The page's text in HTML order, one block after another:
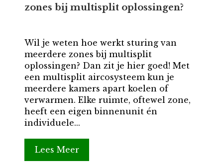
zones bij multisplit oplossingen?
Wil je weten hoe werkt sturing van
meerdere zones bij multisplit
oplossingen? Dan zit je hier goed! Met
een multisplit aircosysteem kun je
meerdere kamers apart koelen of
verwarmen. Elke ruimte, oftewel zone,
heeft een eigen binnenunit én
individuele...
Lees Meer